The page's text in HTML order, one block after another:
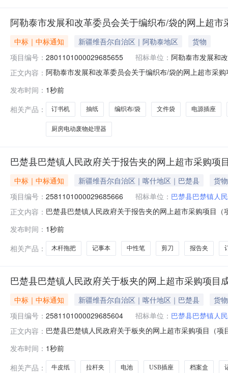
阿勒泰市发展和改革委员会关于编织布/袋的网上超市
中标｜中标通知 新疆维吾尔自治区｜阿勒泰地区
货物
项目编号： 2801101000029685655 招标单位： 阿勒泰市发展和
正文内容： 阿勒泰市发展和改革委员会关于编织布/袋的网上超市采
在行政区划编码:654301项目所在行政区划名称:新疆维
发布时间： 1秒前
相关产品：
订书机 抽纸 编织布/袋 文件袋 电源插座
厨房电动废物处理器
巴楚县巴楚镇人民政府关于报告夹的网上超市采购项
中标｜中标通知 新疆维吾尔自治区｜喀什地区｜巴楚县
货物
项目编号： 2581101000029685666 招标单位： 巴楚县巴楚镇人
正文内容： 巴楚县巴楚镇人民政府关于报告夹的网上超市采购项目
所在行政区划名称:新疆维吾尔自治区喀什地区巴楚县报
发布时间： 1秒前
相关产品：
木杆拖把 记事本 中性笔 剪刀 报告夹
巴楚县巴楚镇人民政府关于板夹的网上超市采购项目
中标｜中标通知 新疆维吾尔自治区｜喀什地区｜巴楚县
货物
项目编号： 2581101000029685604 招标单位： 巴楚县巴楚镇人
正文内容： 巴楚县巴楚镇人民政府关于板夹的网上超市采购项目（
行政区划名称:新疆维吾尔自治区喀什地区巴楚县报价起
发布时间： 1秒前
相关产品：
牛皮纸 拉杆夹 电池 USB插座 档案盒